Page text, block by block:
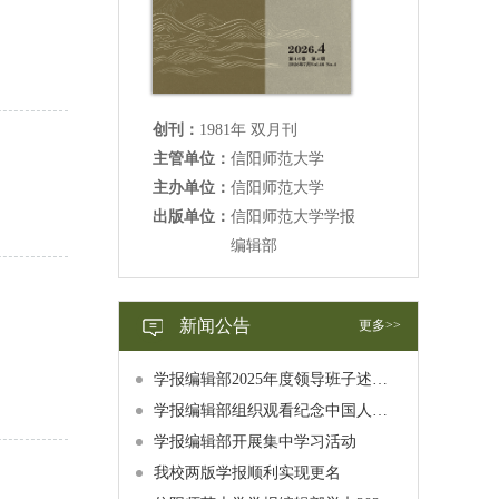
创刊： 1981年 双月刊
主管单位： 信阳师范大学
主办单位： 信阳师范大学
出版单位： 信阳师范大学学报
编辑部
新闻公告 更多>>
学报编辑部2025年度领导班子述职述廉述学报告公示
学报编辑部组织观看纪念中国人民抗日战争暨世界反法西斯战争胜利80周年大会直播
学报编辑部开展集中学习活动
我校两版学报顺利实现更名